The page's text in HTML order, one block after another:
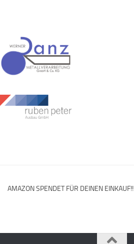
AMAZON SPENDET FÜR DEINEN EINKAUF!!